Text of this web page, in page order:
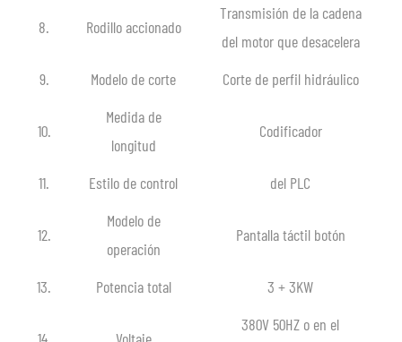
8. Rodillo accionado
Transmisión de la cadena
del motor que desacelera
9.
Modelo de corte Corte de perfil hidráulico
10.
Medida de
longitud
Codificador
11. Estilo de control del PLC
12.
Modelo de
operación
Pantalla táctil botón
13. Potencia total 3 + 3KW
14. Voltaje
380V 50HZ o en el